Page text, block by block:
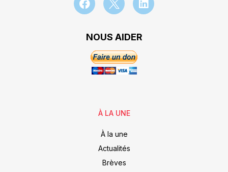
NOUS AIDER
À LA UNE
À la une
Actualités
Brèves